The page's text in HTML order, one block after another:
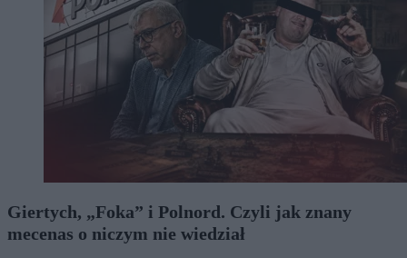
Giertych, „Foka” i Polnord. Czyli jak znany
mecenas o niczym nie wiedział